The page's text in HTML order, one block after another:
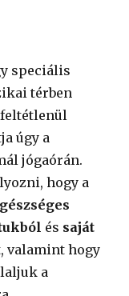
speciális
térben
úgy a
jógaórán.
hogy a
és saját
valamint hogy
a